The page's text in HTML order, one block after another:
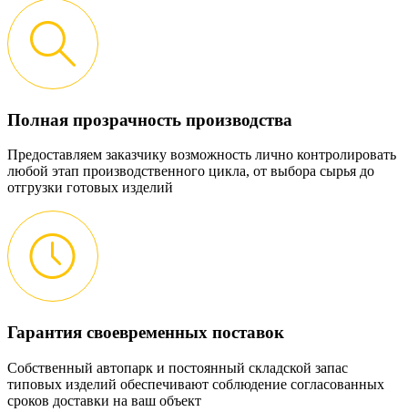
Полная прозрачность производства
Предоставляем заказчику возможность лично контролировать
любой этап производственного цикла, от выбора сырья до
отгрузки готовых изделий
Гарантия своевременных поставок
Собственный автопарк и постоянный складской запас
типовых изделий обеспечивают соблюдение согласованных
сроков доставки на ваш объект